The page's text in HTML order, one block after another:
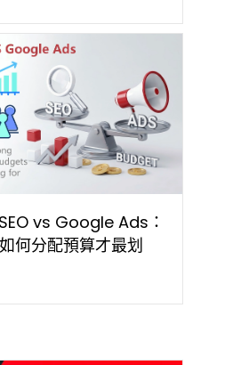
vs Google Ads：
何分配預算才最划